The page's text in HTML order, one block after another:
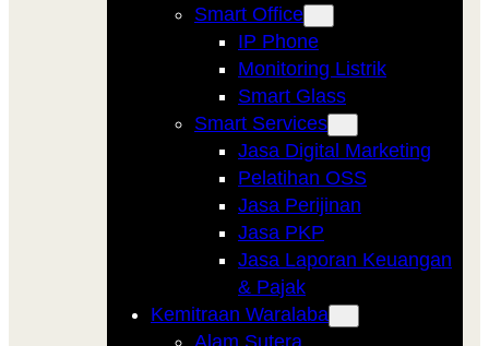
Smart Office
IP Phone
Monitoring Listrik
Smart Glass
Smart Services
Jasa Digital Marketing
Pelatihan OSS
Jasa Perijinan
Jasa PKP
Jasa Laporan Keuangan
& Pajak
Kemitraan Waralaba